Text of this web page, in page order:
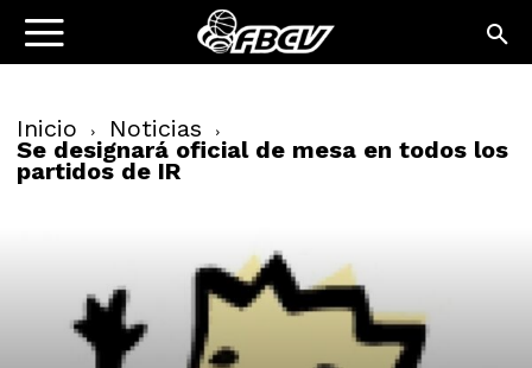
Inicio Noticias
Se designará oficial de mesa en todos los
partidos de IR